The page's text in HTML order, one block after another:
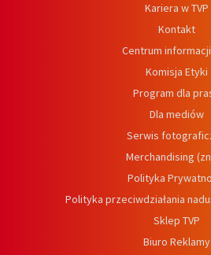
Kariera w TVP
Kontakt
Centrum informacji
Komisja Etyki
Program dla
Dla mediów
Serwis
Merchandising
Polityka
Polityka przeciwdziałania
Sklep TVP
Biuro Reklamy